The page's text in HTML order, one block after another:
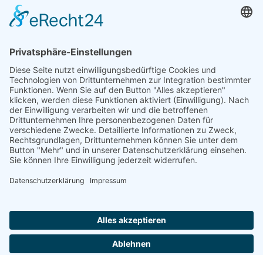
FORMULARE
Abteilungsbeitrag aktive Spieler:
Jugendliche unter 18: 25 EUR
Erwachsene: 50 EUR
UMMELDEANTRAG
ÜBUNGSLEITERZUWENDUNGEN
INTERNE DOKUMENTE
Impressum
Datenschutz